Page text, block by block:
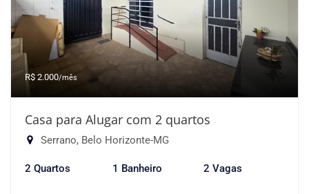
R$ 2.000/mês
Casa para Alugar com 2 quartos
Serrano, Belo Horizonte-MG
2 Quartos 1 Banheiro 2 Vagas